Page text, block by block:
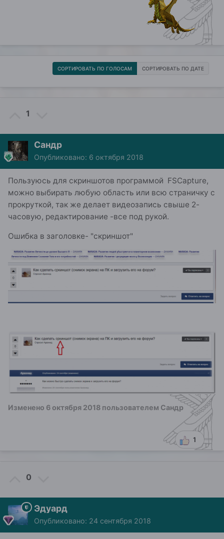
СОРТИРОВАТЬ ПО ГОЛОСАМ СОРТИРОВАТЬ ПО ДАТЕ
1
Сандр
Опубликовано: 6 октября 2018
Пользуюсь для скриншотов программой FSCapture,
можно выбирать любую область или всю страничку с
прокруткой, так же делает видеозапись свыше 2-
часовую, редактирование -все под рукой.
Ошибка в заголовке- "скриншот"
Изменено 6 октября 2018 пользователем Сандр
1
0
Эдуард
Опубликовано: 24 сентября 2018